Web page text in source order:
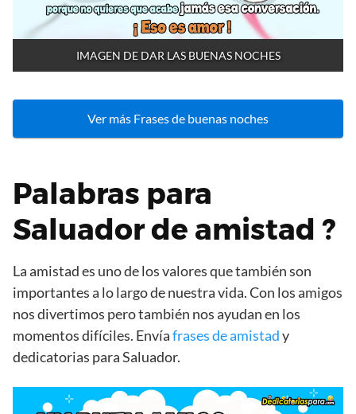
IMAGEN DE DAR LAS BUENAS NOCHES
Ver más Frases de buenas noches
Palabras para
Saluador de amistad ?
La amistad es uno de los valores que también son
importantes a lo largo de nuestra vida. Con los amigos
nos divertimos pero también nos ayudan en los
momentos difíciles. Envíafrases de amistady
dedicatorias para Saluador.